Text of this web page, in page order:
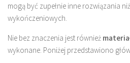
mogą być zupełnie inne rozwiązania
wykończeniowych.
Nie bez znaczenia jest również
wykonane. Poniżej przedstawiono